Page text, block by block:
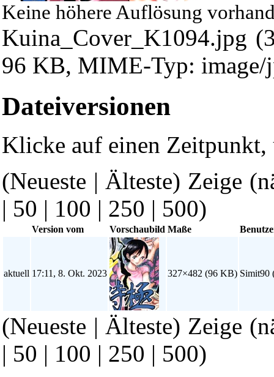
Keine höhere Auflösung
Kuina_Cover_K1094.jpg
96 KB, MIME-Typ: image/
Dateiversionen
Klicke auf einen Zeitpunkt,
(Neueste | Älteste) Zeige
| 50 | 100 | 250 | 500)
Version vom Vorschaubild Maße
aktuell 17:11, 8. Okt. 2023 327×482 (96 KB) Simit90
(Neueste | Älteste) Zeige
| 50 | 100 | 250 | 500)